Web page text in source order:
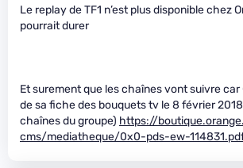
Le replay de TF1 n’est plus disponible chez
pourrait durer
Et surement que les chaînes vont suivre car
de sa fiche des bouquets tv le 8 février
chaînes du groupe) https://
cms/mediatheque/0x0-pds-ew-